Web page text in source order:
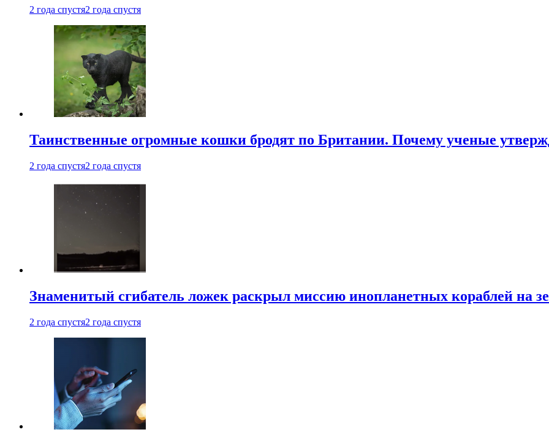
2 года спустя2 года спустя
Таинственные огромные кошки бродят по Британии. Почему ученые
2 года спустя2 года спустя
Знаменитый сгибатель ложек раскрыл миссию инопланетных кораблей на
2 года спустя2 года спустя